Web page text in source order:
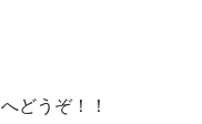
へどうぞ！！